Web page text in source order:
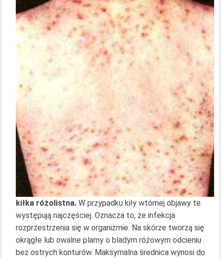
kiłka różolistna.W przypadku kiły wtórnej objawy te
występują najczęściej. Oznacza to, że infekcja
rozprzestrzenia się w organizmie. Na skórze tworzą się
okrągłe lub owalne plamy o bladym różowym odcieniu
bez ostrych konturów. Maksymalna średnica wynosi do